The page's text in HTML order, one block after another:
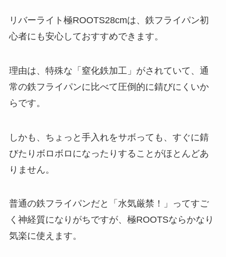
リバーライト極ROOTS28cmは、鉄フライパン初
心者にも安心しておすすめできます。
理由は、特殊な「窒化鉄加工」がされていて、通
常の鉄フライパンに比べて圧倒的に錆びにくいか
らです。
しかも、ちょっと手入れをサボっても、すぐに錆
びたりボロボロになったりすることがほとんどあ
りません。
普通の鉄フライパンだと「水気厳禁！」ってすご
く神経質になりがちですが、極ROOTSならかなり
気楽に使えます。